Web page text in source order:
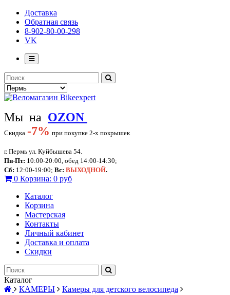
Доставка
Обратная связь
8-902-80-00-298
VK
Мы на OZON
Скидка -7% при покупке 2-х покрышек
г. Пермь ул. Куйбышева 54.
Пн-Пт: 10:00-20:00, обед 14:00-14:30;
Сб: 12:00-19:00; Вс: ВЫХОДНОЙ.
0 Корзина: 0 руб
Каталог
Корзина
Мастерская
Контакты
Личный кабинет
Доставка и оплата
Скидки
Каталог
КАМЕРЫ
Камеры для детского велосипеда